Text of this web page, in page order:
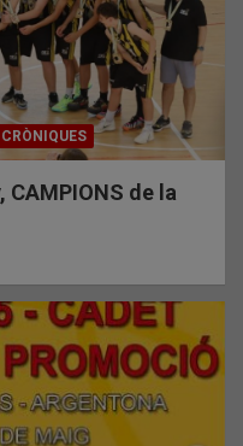
CRÒNIQUES
CAMPIONS de la